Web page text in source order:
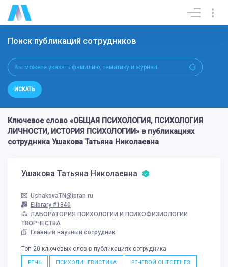
Поиск публикаций сотрудников
ИСКАТЬ
Ключевое слово «ОБЩАЯ ПСИХОЛОГИЯ, ПСИХОЛОГИЯ
ЛИЧНОСТИ, ИСТОРИЯ ПСИХОЛОГИИ» в публикациях
сотрудника Ушакова Татьяна Николаевна
Ушакова Татьяна Николаевна
UshakovaTN@ipran.ru
Elibrary #1340
ЛАБОРАТОРИЯ ПСИХОЛОГИИ И ПСИХОФИЗИОЛОГИИ
ТВОРЧЕСТВА
Главный научный сотрудник
Топ 20 ключевых слов в публикациях сотрудника
РЕЧЬ ПСИХОЛИНГВИСТИКА РЕЧЕВОЙ ОНТОГЕНЕЗ